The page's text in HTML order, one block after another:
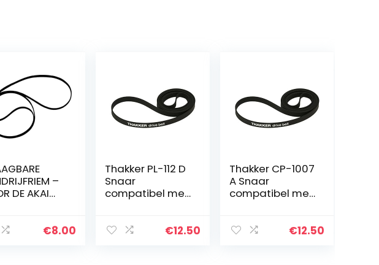
–
DE AKAI
B1C
€8.00
Thakker PL-112 D
Snaar
compatibel met
Platenspeler€12.50
Thakker CP-1007
A Snaar
compatibel met
Platenspeler€12.50